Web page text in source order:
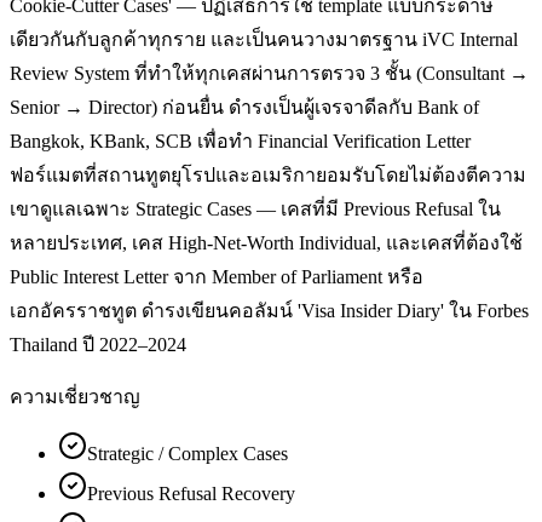
Cookie-Cutter Cases' — ปฏิเสธการใช้ template แบบกระดาษ
เดียวกันกับลูกค้าทุกราย และเป็นคนวางมาตรฐาน iVC Internal
Review System ที่ทำให้ทุกเคสผ่านการตรวจ 3 ชั้น (Consultant →
Senior → Director) ก่อนยื่น ดำรงเป็นผู้เจรจาดีลกับ Bank of
Bangkok, KBank, SCB เพื่อทำ Financial Verification Letter
ฟอร์แมตที่สถานทูตยุโรปและอเมริกายอมรับโดยไม่ต้องตีความ
เขาดูแลเฉพาะ Strategic Cases — เคสที่มี Previous Refusal ใน
หลายประเทศ, เคส High-Net-Worth Individual, และเคสที่ต้องใช้
Public Interest Letter จาก Member of Parliament หรือ
เอกอัครราชทูต ดำรงเขียนคอลัมน์ 'Visa Insider Diary' ใน Forbes
Thailand ปี 2022–2024
ความเชี่ยวชาญ
Strategic / Complex Cases
Previous Refusal Recovery